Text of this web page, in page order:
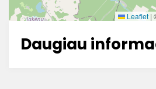
Leaflet |
Daugiau